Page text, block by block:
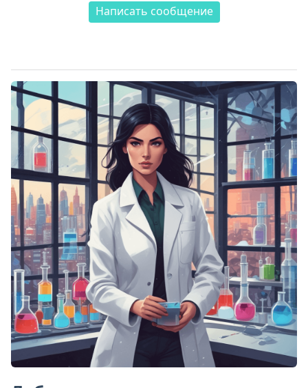
Написать сообщение